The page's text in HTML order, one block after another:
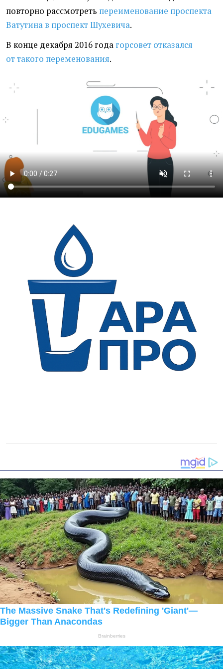
повторно рассмотреть переименование проспекта
Ватутина в проспект Шухевича.
В конце декабря 2016 года горсовет отказался
от такого переменования.